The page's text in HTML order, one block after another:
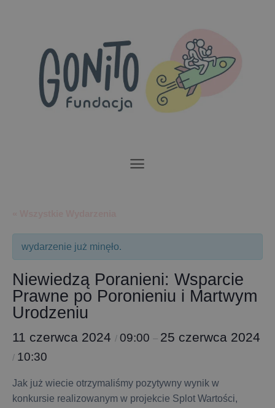
wydarzenie już minęło.
Niewiedzą Poranieni: Wsparcie
Prawne po Poronieniu i Martwym
Urodzeniu
11 czerwca 2024 / 09:00 – 25 czerwca 2024
/ 10:30
Jak już wiecie otrzymaliśmy pozytywny wynik w
konkursie realizowanym w projekcie Splot Wartości,